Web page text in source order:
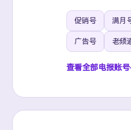
促销号 满月
广告号 老频
查看全部电报账号